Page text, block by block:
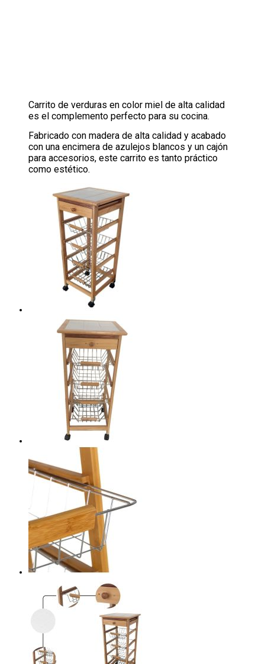
Carrito de verduras en color miel de alta calidad
es el complemento perfecto para su cocina.
Fabricado con madera de alta calidad y acabado
con una encimera de azulejos blancos y un cajón
para accesorios, este carrito es tanto práctico
como estético.